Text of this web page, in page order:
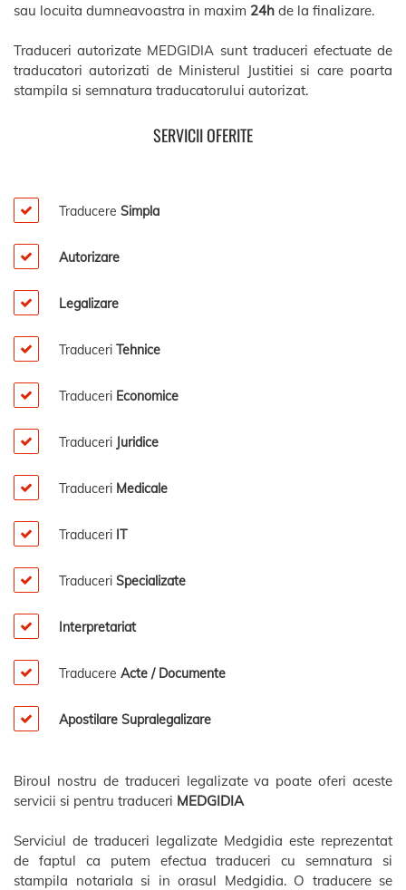
sau locuita dumneavoastra in maxim 24h de la finalizare.
Traduceri autorizate MEDGIDIA sunt traduceri efectuate de
traducatori autorizati de Ministerul Justitiei si care poarta
stampila si semnatura traducatorului autorizat.
SERVICII OFERITE
Traducere Simpla
Autorizare
Legalizare
Traduceri Tehnice
Traduceri Economice
Traduceri Juridice
Traduceri Medicale
Traduceri IT
Traduceri Specializate
Interpretariat
Traducere Acte / Documente
Apostilare Supralegalizare
Biroul nostru de traduceri legalizate va poate oferi aceste
servicii si pentru traduceri MEDGIDIA
Serviciul de traduceri legalizate Medgidia este reprezentat
de faptul ca putem efectua traduceri cu semnatura si
stampila notariala si in orasul Medgidia. O traducere se